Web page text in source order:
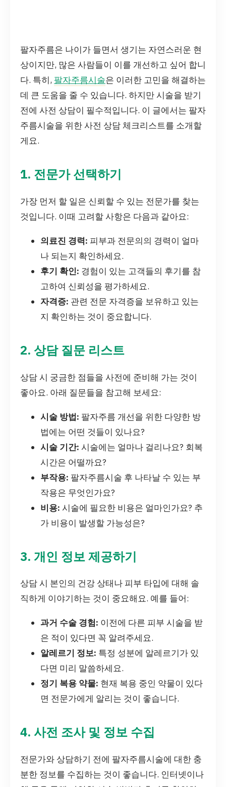
팔자주름은 나이가 들면서 생기는 자연스러운 현
상이지만, 많은 사람들이 이를 개선하고 싶어 합니
다. 특히, 팔자주름시술은 이러한 고민을 해결하는
데 큰 도움을 줄 수 있습니다. 하지만 시술을 받기
전에 사전 상담이 필수적입니다. 이 글에서는 팔자
주름시술을 위한 사전 상담 체크리스트를 소개할
게요.
1. 전문가 선택하기
가장 먼저 할 일은 신뢰할 수 있는 전문가를 찾는
것입니다. 이때 고려할 사항은 다음과 같아요:
의료진 경력: 피부과 전문의의 경력이 얼마
나 되는지 확인하세요.
후기 확인: 경험이 있는 고객들의 후기를 참
고하여 신뢰성을 평가하세요.
자격증: 관련 전문 자격증을 보유하고 있는
지 확인하는 것이 중요합니다.
2. 상담 질문 리스트
상담 시 궁금한 점들을 사전에 준비해 가는 것이
좋아요. 아래 질문들을 참고해 보세요:
시술 방법: 팔자주름 개선을 위한 다양한 방
법에는 어떤 것들이 있나요?
시술 기간: 시술에는 얼마나 걸리나요? 회복
시간은 어떨까요?
부작용: 팔자주름시술 후 나타날 수 있는 부
작용은 무엇인가요?
비용: 시술에 필요한 비용은 얼마인가요? 추
가 비용이 발생할 가능성은?
3. 개인 정보 제공하기
상담 시 본인의 건강 상태나 피부 타입에 대해 솔
직하게 이야기하는 것이 중요해요. 예를 들어:
과거 수술 경험: 이전에 다른 피부 시술을 받
은 적이 있다면 꼭 알려주세요.
알레르기 정보: 특정 성분에 알레르기가 있
다면 미리 말씀하세요.
정기 복용 약물: 현재 복용 중인 약물이 있다
면 전문가에게 알리는 것이 좋습니다.
4. 사전 조사 및 정보 수집
전문가와 상담하기 전에 팔자주름시술에 대한 충
분한 정보를 수집하는 것이 좋습니다. 인터넷이나